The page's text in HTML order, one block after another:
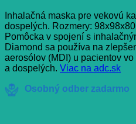
Inhalačná maska pre vekovú
dospelých. Rozmery:
Pomôcka v spojení s
Diamond sa používa na
aerosólov (MDI) u pacientov
a dospelých. Viac na adc.sk
Osobný odber zadarmo